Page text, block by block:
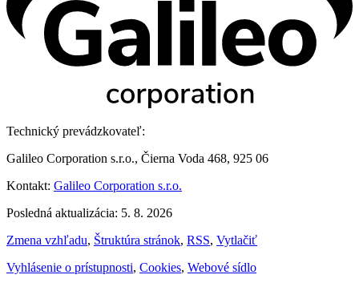
Technický prevádzkovateľ:
Galileo Corporation s.r.o., Čierna Voda 468, 925 06
Kontakt: Galileo Corporation s.r.o.
Posledná aktualizácia: 5. 8. 2026
Zmena vzhľadu, Štruktúra stránok, RSS, Vytlačiť
Vyhlásenie o prístupnosti, Cookies, Webové sídlo